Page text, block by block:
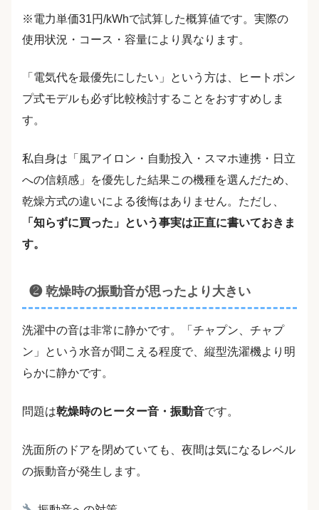
※電力単価31円/kWhで試算した概算値です。実際の
使用状況・コース・容量により異なります。
「電気代を最優先にしたい」という方は、ヒートポン
プ式モデルも必ず比較検討することをおすすめしま
す。
私自身は「風アイロン・自動投入・スマホ連携・日立
への信頼感」を優先した結果この機種を選んだため、
乾燥方式の違いによる後悔はありません。ただし、
「知らずに買った」という事実は正直に書いておきま
す。
❷ 乾燥時の振動音が思ったより大きい
洗濯中の音は非常に静かです。「チャプン、チャプ
ン」という水音が聞こえる程度で、縦型洗濯機より明
らかに静かです。
問題は乾燥時のヒーター音・振動音です。
洗面所のドアを閉めていても、夜間は気になるレベル
の振動音が発生します。